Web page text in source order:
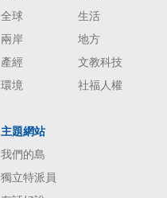
全球
生活
兩岸
地方
產經
文教科技
環境
社福人權
主題網站
我們的島
獨立特派員